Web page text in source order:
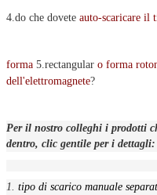
4.do che dovete auto-scaricare il
forma 5.rectangular o forma
dell'elettromagnete?
Per il nostro colleghi i prodotti
dentro, clic gentile per i dettagli:
1. tipo di scarico manuale